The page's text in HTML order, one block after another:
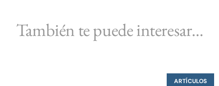
También te puede interesar...
ARTÍCULOS